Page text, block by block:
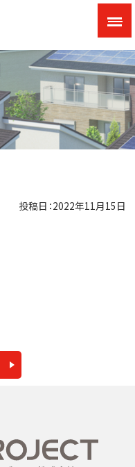
投稿日：2022年11月15日